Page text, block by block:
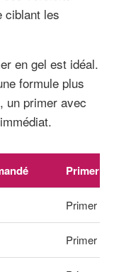
ciblant les
en gel est idéal.
formule plus
un primer avec
Primer
Primer
Primer